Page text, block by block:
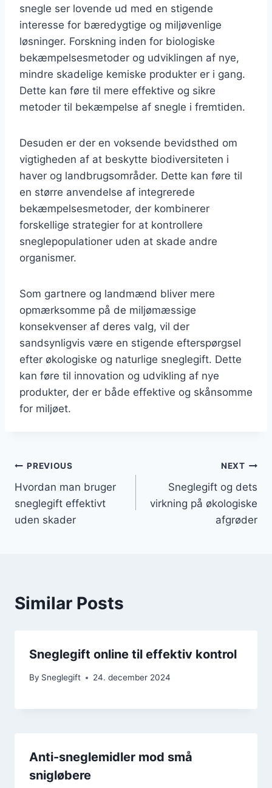
snegle ser lovende ud med en stigende
interesse for bæredygtige og miljøvenlige
løsninger. Forskning inden for biologiske
bekæmpelsesmetoder og udviklingen af nye,
mindre skadelige kemiske produkter er i gang.
Dette kan føre til mere effektive og sikre
metoder til bekæmpelse af snegle i fremtiden.
Desuden er der en voksende bevidsthed om
vigtigheden af at beskytte biodiversiteten i
haver og landbrugsområder. Dette kan føre til
en større anvendelse af integrerede
bekæmpelsesmetoder, der kombinerer
forskellige strategier for at kontrollere
sneglepopulationer uden at skade andre
organismer.
Som gartnere og landmænd bliver mere
opmærksomme på de miljømæssige
konsekvenser af deres valg, vil der
sandsynligvis være en stigende efterspørgsel
efter økologiske og naturlige sneglegift. Dette
kan føre til innovation og udvikling af nye
produkter, der er både effektive og skånsomme
for miljøet.
Indlægsnavigation
PREVIOUS
Hvordan man bruger
sneglegift effektivt
uden skader
NEXT
Sneglegift og dets
virkning på økologiske
afgrøder
Similar Posts
Sneglegift online til effektiv kontrol
By Sneglegift 24. december 2024
Anti-sneglemidler mod små
snigløbere